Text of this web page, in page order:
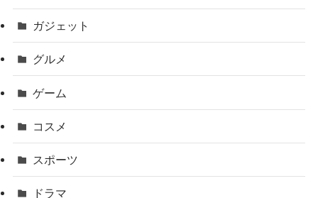
ガジェット
グルメ
ゲーム
コスメ
スポーツ
ドラマ